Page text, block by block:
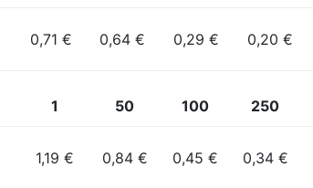
0,71 € 0,64 € 0,29 € 0,20 €
1 50 100 250
1,19 € 0,84 € 0,45 € 0,34 €